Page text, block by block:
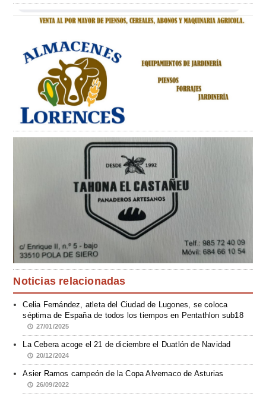
Noticias relacionadas
Celia Fernández, atleta del Ciudad de Lugones, se coloca
séptima de España de todos los tiempos en Pentathlon sub18
27/01/2025
La Cebera acoge el 21 de diciembre el Duatlón de Navidad
20/12/2024
Asier Ramos campeón de la Copa Alvemaco de Asturias
26/09/2022